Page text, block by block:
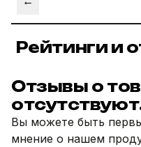
Рейтинги и
Отзывы о
Вы можете быть
мнение о нашем